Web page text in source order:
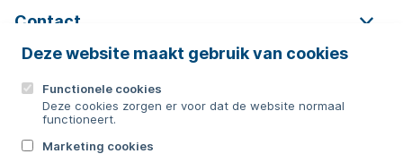
Deze website maakt gebruik van cookies
Functionele cookies
Deze cookies zorgen er voor dat de website normaal
functioneert.
Marketing cookies
Contact
Contact